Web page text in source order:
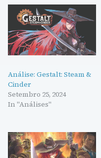
Análise: Gestalt: Steam &
Cinder
Setembro 25, 2024
In "Análises"